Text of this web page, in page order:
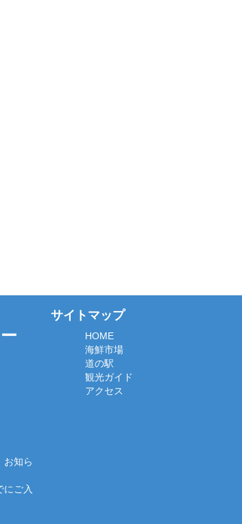
お知ら
にご入
サイトマップ
HOME
海鮮市場
道の駅
観光ガイド
アクセス